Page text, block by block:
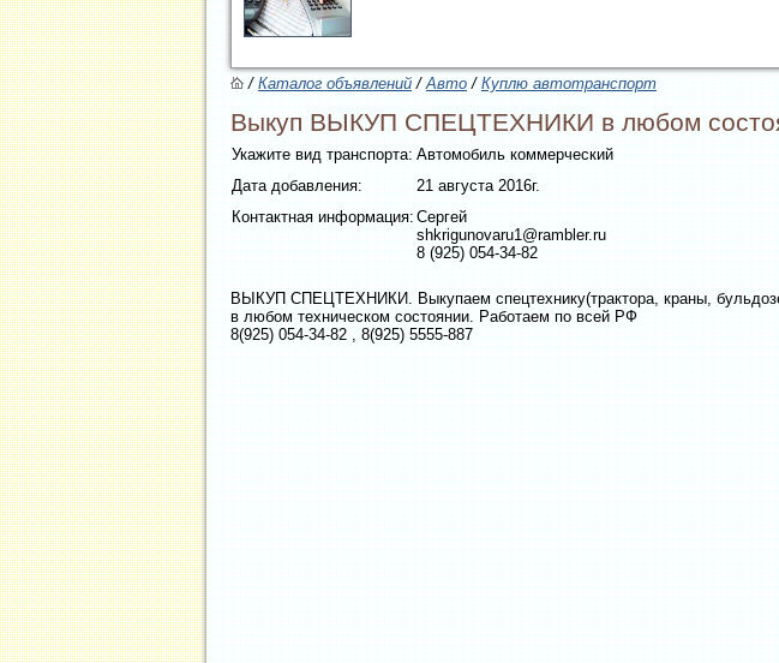
/Каталог объявлений/Авто/Куплю автотранспорт
Выкуп ВЫКУП СПЕЦТЕХНИКИ в любом
Укажите вид транспорта: Автомобиль коммерческий
Дата добавления:
21 августа 2016г.
Контактная информация:Сергей
shkrigunovaru1@rambler.ru
8 (925) 054-34-82
ВЫКУП СПЕЦТЕХНИКИ. Выкупаем спецтехнику(трактора, краны,
в любом техническом состоянии. Работаем по всей РФ
8(925) 054-34-82 , 8(925) 5555-887